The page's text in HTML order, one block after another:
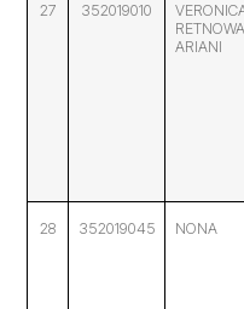
27 352019010
ARIANI
28 352019045 NONA